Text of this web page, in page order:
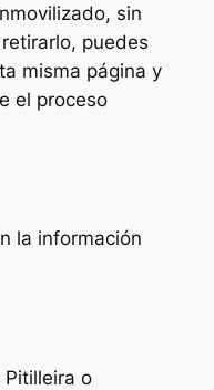
sin
puedes
misma página y
el proceso
la información
o